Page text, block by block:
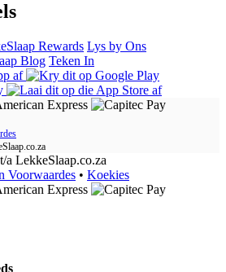
Rewards Lys by Ons
Blog Teken In
t/a LekkeSlaap.co.za
Voorwaardes • Koekies